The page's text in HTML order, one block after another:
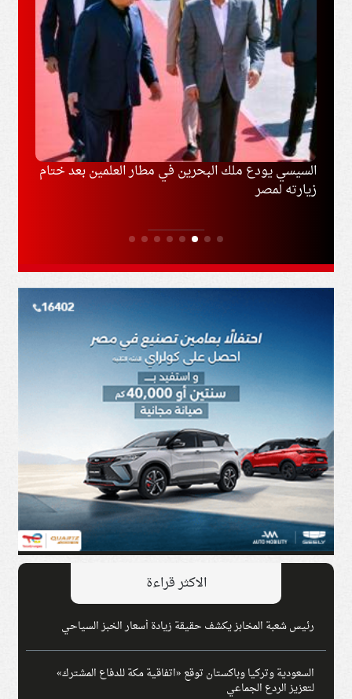
السيسي يودع ملك البحرين في مطار العلمين بعد ختام
زيارته لمصر
الاكثر قراءة
رئيس شعبة المخابز يكشف حقيقة زيادة أسعار الخبز السياحي
السعودية وتركيا وباكستان توقع «اتفاقية مكة للدفاع المشترك»
لتعزيز الردع الجماعي